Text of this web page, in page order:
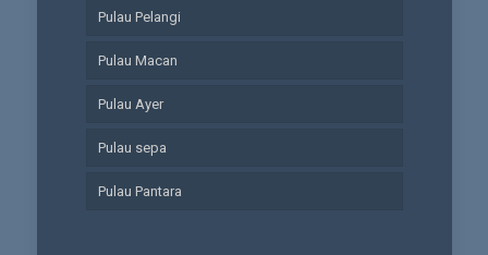
Pulau Pelangi
Pulau Macan
Pulau Ayer
Pulau sepa
Pulau Pantara